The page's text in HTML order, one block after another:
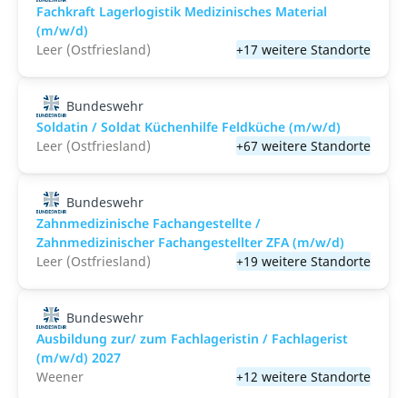
Fachkraft Lagerlogistik Medizinisches Material
(m/w/d)
Leer (Ostfriesland)
+17 weitere Standorte
Bundeswehr
Soldatin / Soldat Küchenhilfe Feldküche (m/w/d)
Leer (Ostfriesland)
+67 weitere Standorte
Bundeswehr
Zahnmedizinische Fachangestellte /
Zahnmedizinischer Fachangestellter ZFA (m/w/d)
Leer (Ostfriesland)
+19 weitere Standorte
Bundeswehr
Ausbildung zur/ zum Fachlageristin / Fachlagerist
(m/w/d) 2027
Weener
+12 weitere Standorte